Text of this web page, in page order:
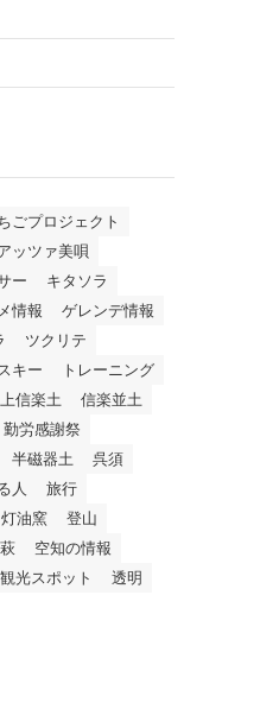
ごプロジェクト
ッツァ美唄
ー
キタソラ
情報
ゲレンデ情報
ツクリテ
キー
トレーニング
上信楽土
信楽並土
勤労感謝祭
半磁器土
呉須
人
旅行
灯油窯
登山
空知の情報
観光スポット
透明